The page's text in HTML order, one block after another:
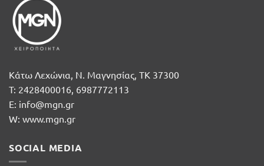
Κάτω Λεχώνια, Ν. Μαγνησίας, ΤΚ 37300
T: 2428400016, 6987772113
E: info@mgn.gr
W: www.mgn.gr
SOCIAL MEDIA